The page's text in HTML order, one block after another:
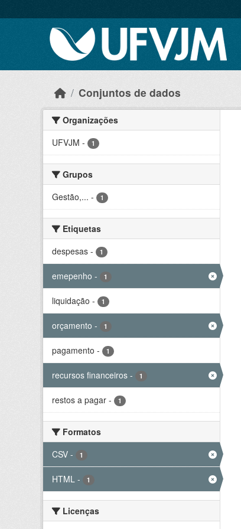
Conjuntos de dados
Organizações
UFVJM - 1
Grupos
Gestão,... - 1
Etiquetas
despesas - 1
emepenho - 1
liquidação - 1
orçamento - 1
pagamento - 1
recursos financeiros - 1
restos a pagar - 1
Formatos
CSV - 1
HTML - 1
Licenças